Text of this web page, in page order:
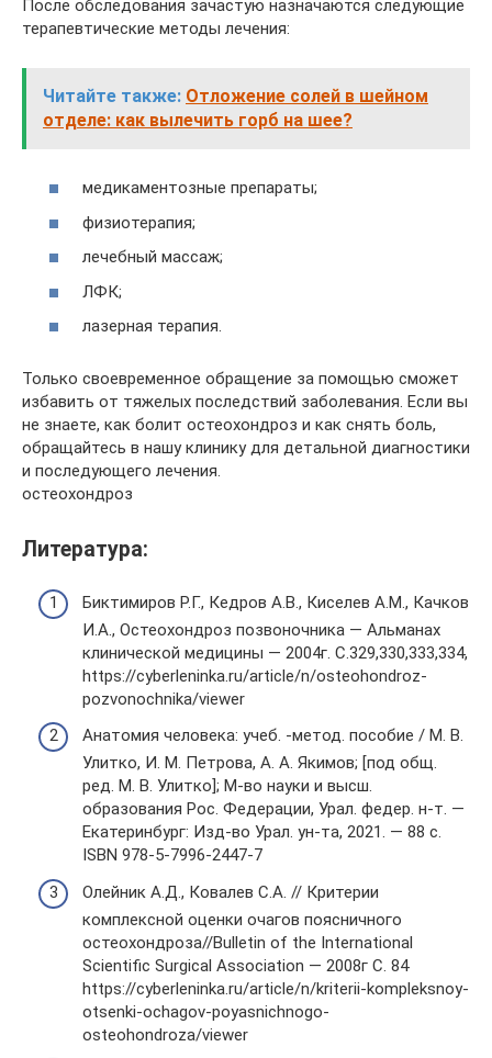
После обследования зачастую назначаются следующие
терапевтические методы лечения:
Читайте также: Отложение солей в шейном
отделе: как вылечить горб на шее?
медикаментозные препараты;
физиотерапия;
лечебный массаж;
ЛФК;
лазерная терапия.
Только своевременное обращение за помощью сможет
избавить от тяжелых последствий заболевания. Если вы
не знаете, как болит остеохондроз и как снять боль,
обращайтесь в нашу клинику для детальной диагностики
и последующего лечения.
остеохондроз
Литература:
Биктимиров Р.Г., Кедров А.В., Киселев А.М., Качков
И.А., Остеохондроз позвоночника — Альманах
клинической медицины — 2004г. С.329,330,333,334,
https://cyberleninka.ru/article/n/osteohondroz-
pozvonochnika/viewer
Анатомия человека: учеб. -метод. пособие / М. В.
Улитко, И. М. Петрова, А. А. Якимов; [под общ.
ред. М. В. Улитко]; М-во науки и высш.
образования Рос. Федерации, Урал. федер. н-т. —
Екатеринбург: Изд-во Урал. ун-та, 2021. — 88 с.
ISBN 978-5-7996-2447-7
Олейник А.Д., Ковалев С.А. // Критерии
комплексной оценки очагов поясничного
остеохондроза//Bulletin of the International
Scientific Surgical Association — 2008г С. 84
https://cyberleninka.ru/article/n/kriterii-kompleksnoy-
otsenki-ochagov-poyasnichnogo-
osteohondroza/viewer